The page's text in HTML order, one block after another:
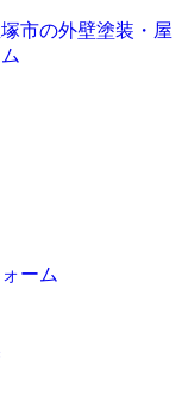
ーム